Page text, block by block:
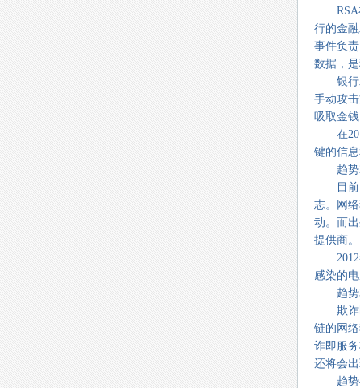
RSA在
行的金
事件负
数据，
银行木
手动攻
吸取金
在2012
键的信
趋势2
目前，
志。网
动。而
提供商。
2012年
感染的
趋势3
欺诈即
链的网
诈即服
还将会
趋势4